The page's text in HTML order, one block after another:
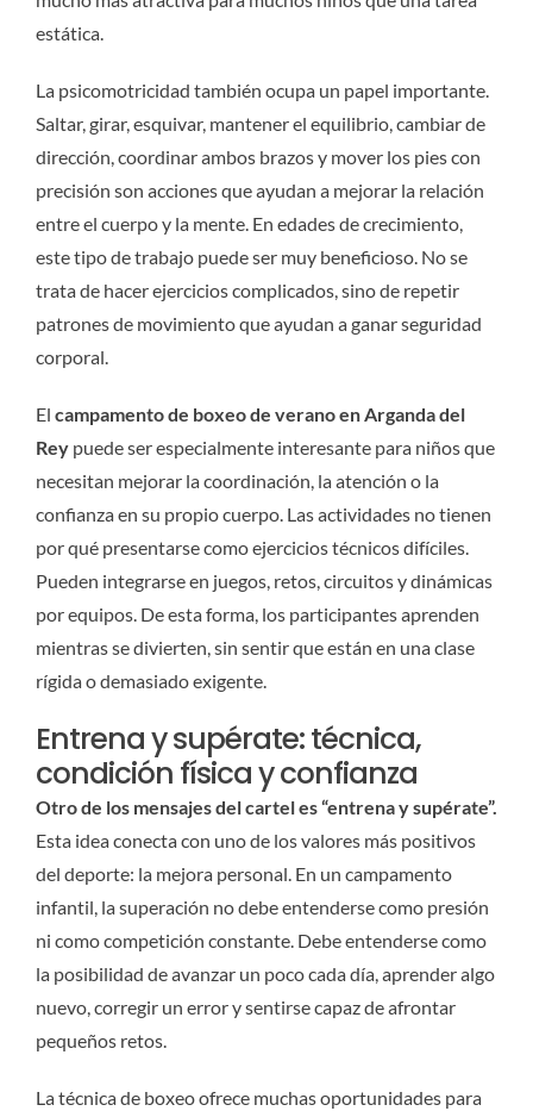
estática.
La psicomotricidad también ocupa un papel importante.
Saltar, girar, esquivar, mantener el equilibrio, cambiar de
dirección, coordinar ambos brazos y mover los pies con
precisión son acciones que ayudan a mejorar la relación
entre el cuerpo y la mente. En edades de crecimiento,
este tipo de trabajo puede ser muy beneficioso. No se
trata de hacer ejercicios complicados, sino de repetir
patrones de movimiento que ayudan a ganar seguridad
corporal.
El campamento de boxeo de verano en Arganda del
Reypuede ser especialmente interesante para niños que
necesitan mejorar la coordinación, la atención o la
confianza en su propio cuerpo. Las actividades no tienen
por qué presentarse como ejercicios técnicos difíciles.
Pueden integrarse en juegos, retos, circuitos y dinámicas
por equipos. De esta forma, los participantes aprenden
mientras se divierten, sin sentir que están en una clase
rígida o demasiado exigente.
Entrena y supérate: técnica,
condición física y confianza
Otro de los mensajes del cartel es “entrena y supérate”.
Esta idea conecta con uno de los valores más positivos
del deporte: la mejora personal. En un campamento
infantil, la superación no debe entenderse como presión
ni como competición constante. Debe entenderse como
la posibilidad de avanzar un poco cada día, aprender algo
nuevo, corregir un error y sentirse capaz de afrontar
pequeños retos.
La técnica de boxeo ofrece muchas oportunidades para